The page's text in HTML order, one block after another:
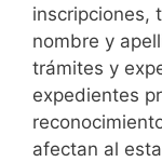
inscripciones,
nombre y
trámites y
expedientes
afectan al